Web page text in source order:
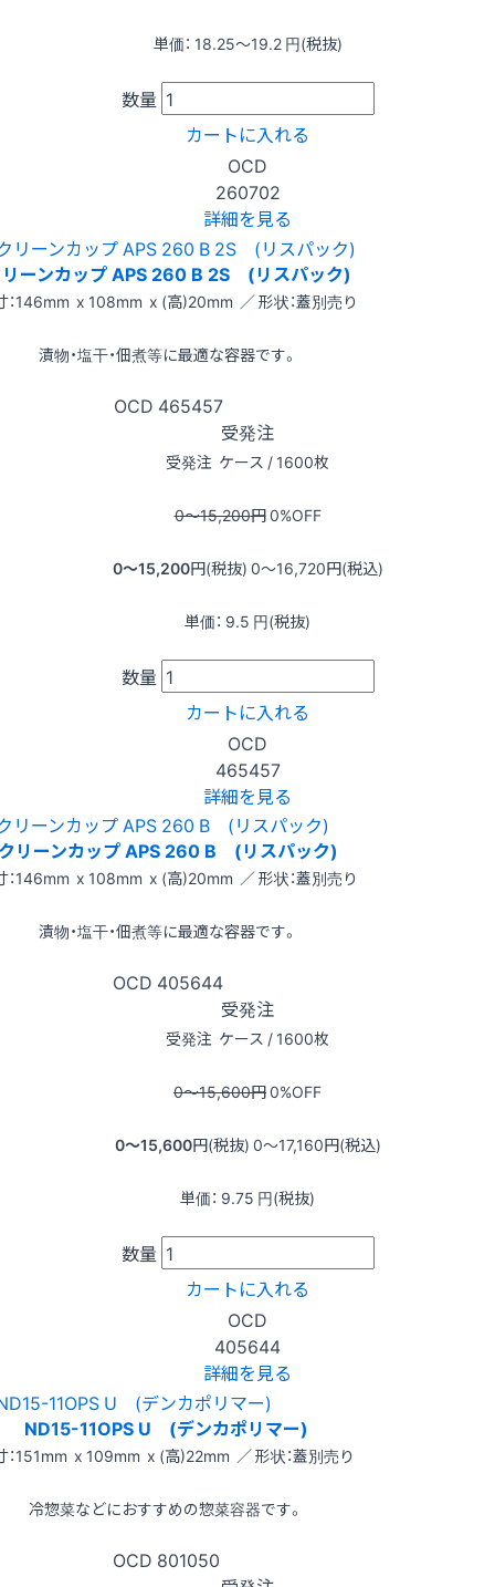
単価： 18.25〜19.2 円(税抜)
数量
カートに入れる
OCD
260702
詳細を見る
ーンカップ APS 260 B 2S (リスパック)
：146mm x 108mm x (高)20mm ／ 形状：蓋別売り
漬物・塩干・佃煮等に最適な容器です。
OCD 465457
受発注
受発注 ケース / 1600枚
0〜15,200円0%OFF
0〜15,200円(税抜) 0〜16,720円(税込)
単価： 9.5 円(税抜)
数量
カートに入れる
OCD
465457
詳細を見る
リーンカップ APS 260 B (リスパック)
：146mm x 108mm x (高)20mm ／ 形状：蓋別売り
漬物・塩干・佃煮等に最適な容器です。
OCD 405644
受発注
受発注 ケース / 1600枚
0〜15,600円0%OFF
0〜15,600円(税抜) 0〜17,160円(税込)
単価： 9.75 円(税抜)
数量
カートに入れる
OCD
405644
詳細を見る
ND15-11OPS U (デンカポリマー)
：151mm x 109mm x (高)22mm ／ 形状：蓋別売り
冷惣菜などにおすすめの惣菜容器です。
OCD 801050